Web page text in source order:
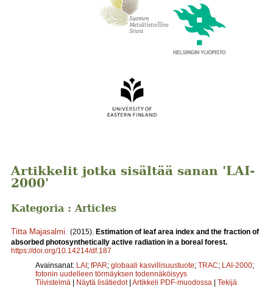
Artikkelit jotka sisältää sanan 'LAI-
2000'
Kategoria : Articles
Titta Majasalmi (2015). Estimation of leaf area index and the fraction of
absorbed photosynthetically active radiation in a boreal forest.
https://doi.org/10.14214/df.187
Avainsanat: LAI; fPAR; globaali kasvillisuustuote; TRAC; LAI-2000;
fotonin uudelleen törmäyksen todennäköisyys
Tiivistelmä | Näytä lisätiedot | Artikkeli PDF-muodossa | Tekijä